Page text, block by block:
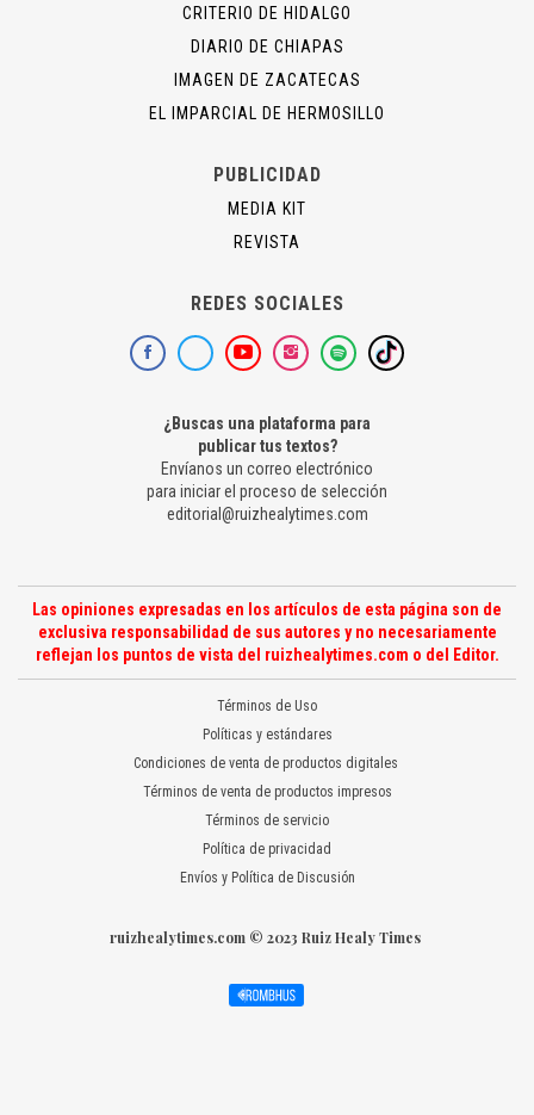
CRITERIO DE HIDALGO
DIARIO DE CHIAPAS
IMAGEN DE ZACATECAS
EL IMPARCIAL DE HERMOSILLO
PUBLICIDAD
MEDIA KIT
REVISTA
REDES SOCIALES
¿Buscas una plataforma para
publicar tus textos?
Envíanos un correo electrónico
para iniciar el proceso de selección
editorial@ruizhealytimes.com
Las opiniones expresadas en los artículos de esta página son de
exclusiva responsabilidad de sus autores y no necesariamente
reflejan los puntos de vista del ruizhealytimes.com o del Editor.
Términos de Uso
Políticas y estándares
Condiciones de venta de productos digitales
Términos de venta de productos impresos
Términos de servicio
Política de privacidad
Envíos y Política de Discusión
ruizhealytimes.com © 2023 Ruiz Healy Times